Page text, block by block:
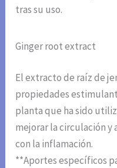
tras su uso.
Ginger root extract
El extracto de raíz de
propiedades
planta que ha sido
mejorar la circulación y
con la inflamación.
**Aportes específicos